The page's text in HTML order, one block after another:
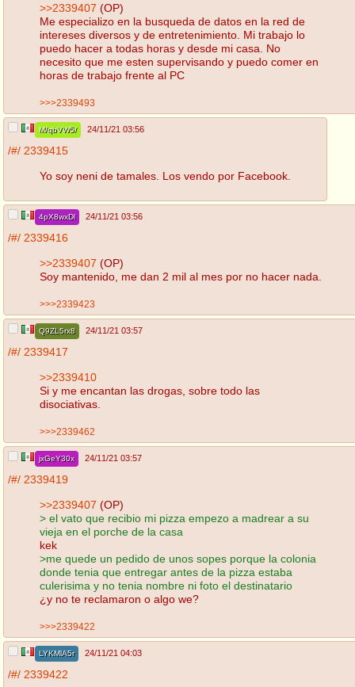
>>2339407 (OP)
Me especializo en la busqueda de datos en la red de
intereses diversos y de entretenimiento. Mi trabajo lo
puedo hacer a todas horas y desde mi casa. No
necesito que me esten supervisando y puedo comer en
horas de trabajo frente al PC
>>>2339493
M/qbVW5/ 24/11/21 03:56
/#/ 2339415
Yo soy neni de tamales. Los vendo por Facebook.
4pX8wxDl 24/11/21 03:56
/#/ 2339416
>>2339407 (OP)
Soy mantenido, me dan 2 mil al mes por no hacer nada.
>>>2339423
Q9ZL5rx8 24/11/21 03:57
/#/ 2339417
>>2339410
Si y me encantan las drogas, sobre todo las
disociativas.
>>>2339462
jxGeY30x 24/11/21 03:57
/#/ 2339419
>>2339407 (OP)
> el vato que recibio mi pizza empezo a madrear a su
vieja en el porche de la casa
kek
>me quede un pedido de unos sopes porque la colonia
donde tenia que entregar antes de la pizza estaba
culerisima y no tenia nombre ni foto el destinatario
¿y no te reclamaron o algo we?
>>>2339422
LYKMlA5r 24/11/21 04:03
/#/ 2339422